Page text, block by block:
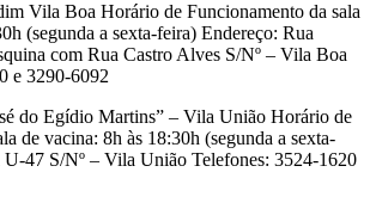
Vila Boa Horário de Funcionamento da sala
(segunda a sexta-feira) Endereço: Rua
com Rua Castro Alves S/Nº – Vila Boa
e 3290-6092
do Egídio Martins” – Vila União Horário de
de vacina: 8h às 18:30h (segunda a sexta-
47 S/Nº – Vila União Telefones: 3524-1620